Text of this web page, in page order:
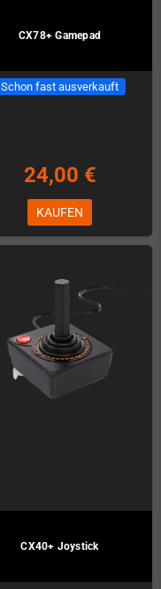
CX78+ Gamepad
Schon fast ausverkauft
24,00 €
KAUFEN
CX40+ Joystick